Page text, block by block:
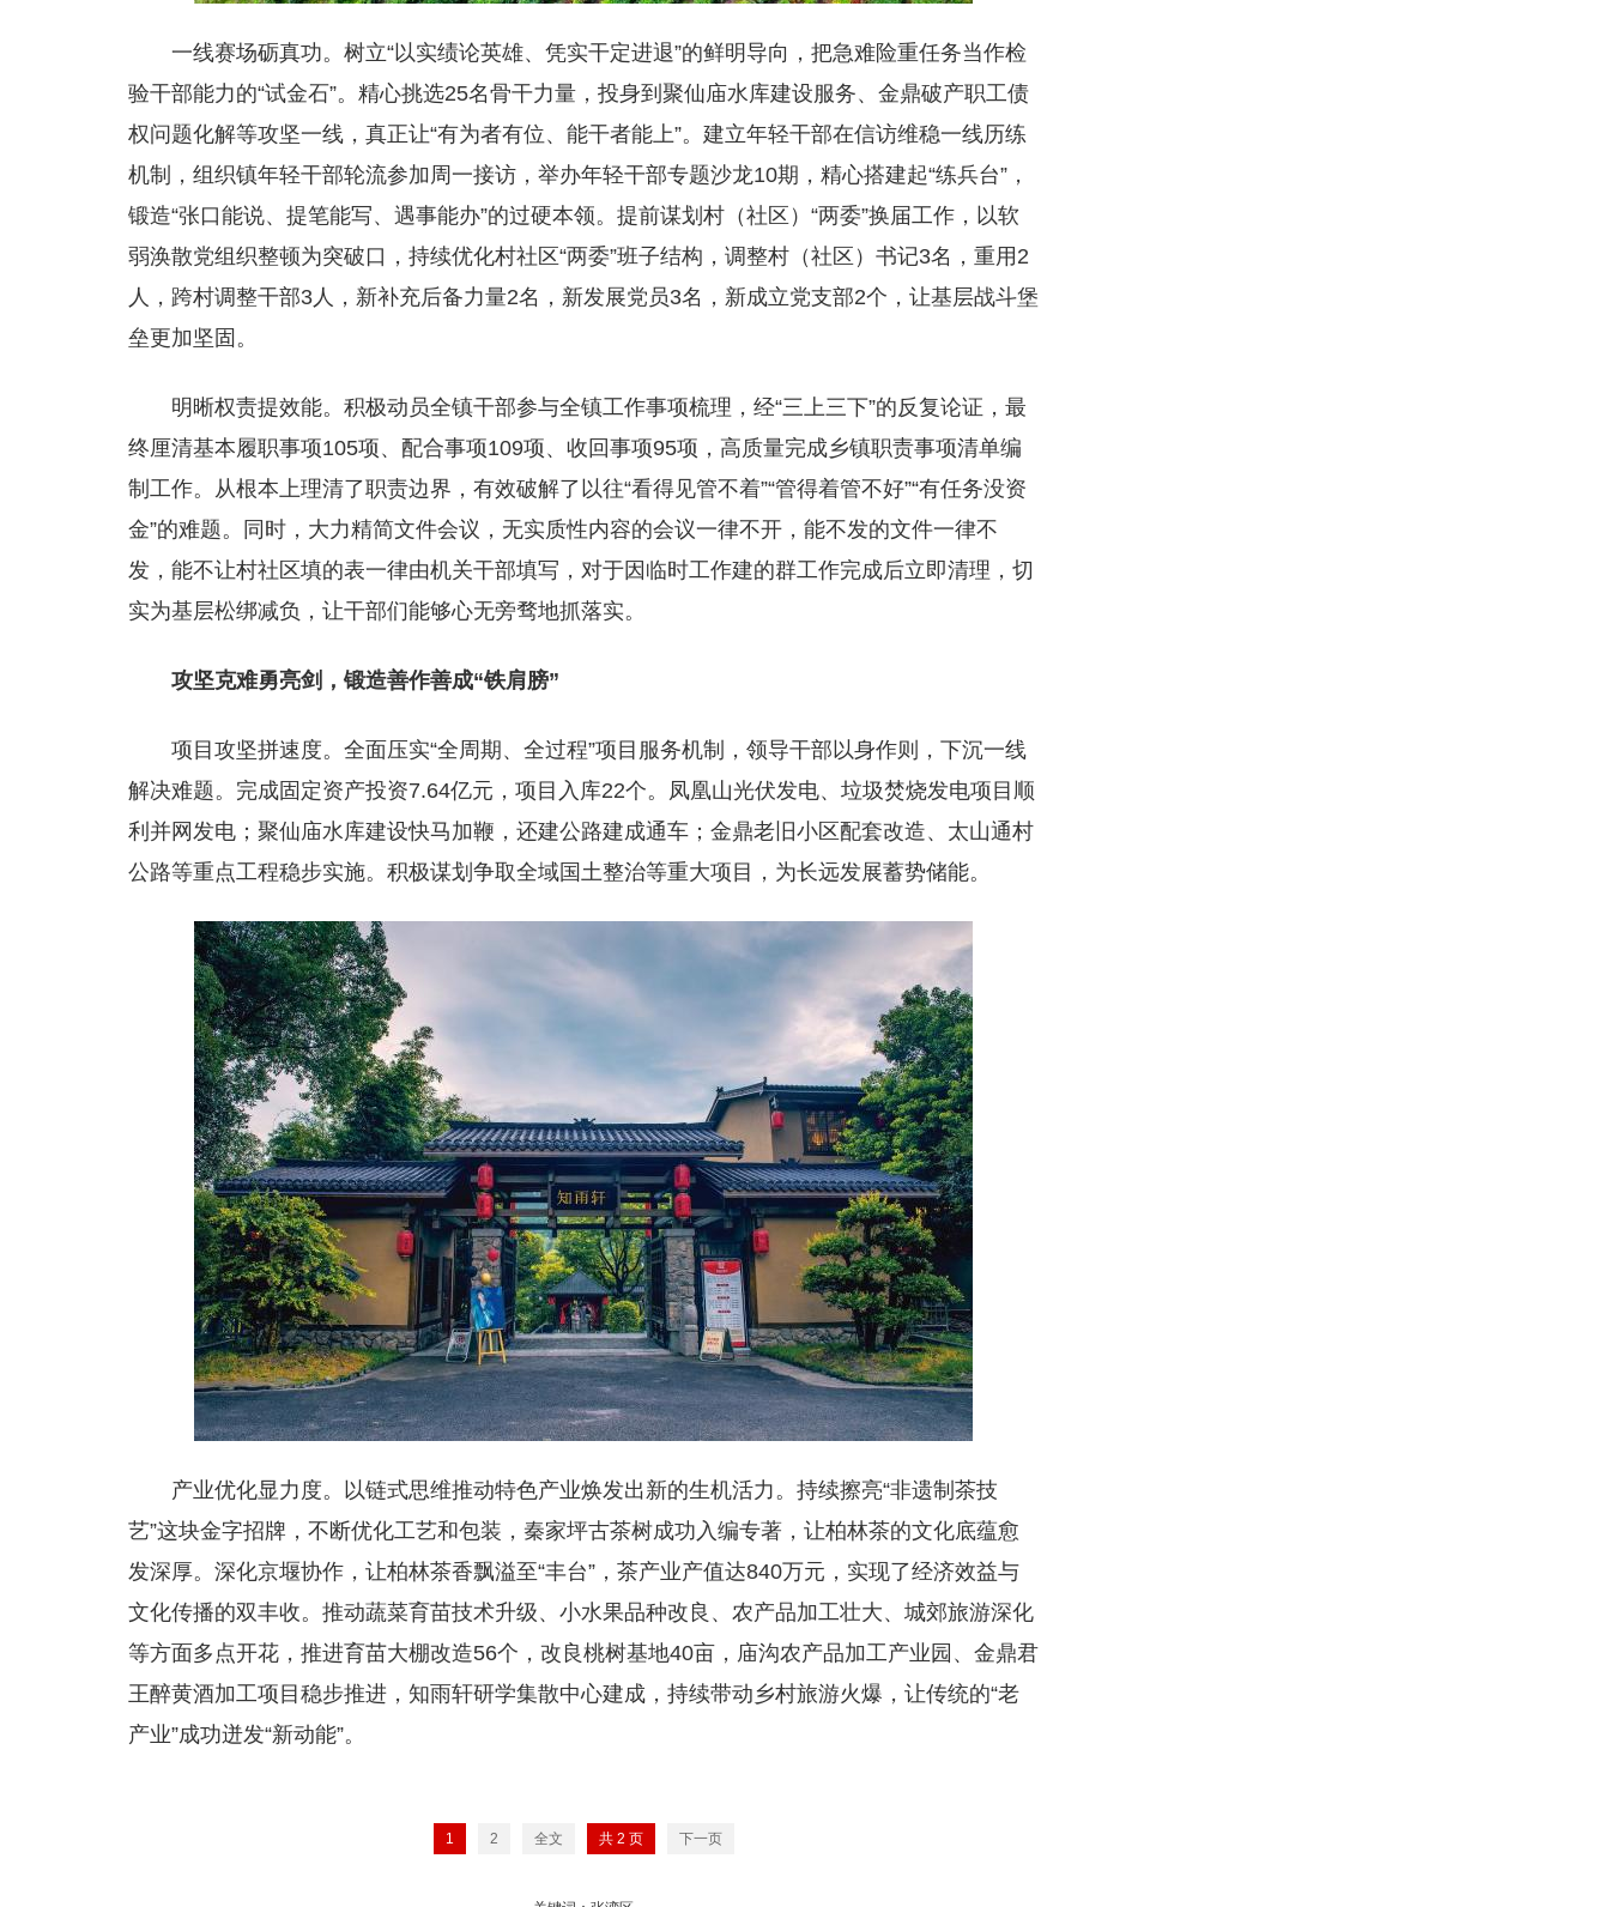
一线赛场砺真功。树立“以实绩论英雄、凭实干定进退”的鲜明导向，把急难险重任务当作检
验干部能力的“试金石”。精心挑选25名骨干力量，投身到聚仙庙水库建设服务、金鼎破产职工债
权问题化解等攻坚一线，真正让“有为者有位、能干者能上”。建立年轻干部在信访维稳一线历练
机制，组织镇年轻干部轮流参加周一接访，举办年轻干部专题沙龙10期，精心搭建起“练兵台”，
锻造“张口能说、提笔能写、遇事能办”的过硬本领。提前谋划村（社区）“两委”换届工作，以软
弱涣散党组织整顿为突破口，持续优化村社区“两委”班子结构，调整村（社区）书记3名，重用2
人，跨村调整干部3人，新补充后备力量2名，新发展党员3名，新成立党支部2个，让基层战斗堡
垒更加坚固。
明晰权责提效能。积极动员全镇干部参与全镇工作事项梳理，经“三上三下”的反复论证，最
终厘清基本履职事项105项、配合事项109项、收回事项95项，高质量完成乡镇职责事项清单编
制工作。从根本上理清了职责边界，有效破解了以往“看得见管不着”“管得着管不好”“有任务没资
金”的难题。同时，大力精简文件会议，无实质性内容的会议一律不开，能不发的文件一律不
发，能不让村社区填的表一律由机关干部填写，对于因临时工作建的群工作完成后立即清理，切
实为基层松绑减负，让干部们能够心无旁骛地抓落实。
攻坚克难勇亮剑，锻造善作善成“铁肩膀”
项目攻坚拼速度。全面压实“全周期、全过程”项目服务机制，领导干部以身作则，下沉一线
解决难题。完成固定资产投资7.64亿元，项目入库22个。凤凰山光伏发电、垃圾焚烧发电项目顺
利并网发电；聚仙庙水库建设快马加鞭，还建公路建成通车；金鼎老旧小区配套改造、太山通村
公路等重点工程稳步实施。积极谋划争取全域国土整治等重大项目，为长远发展蓄势储能。
产业优化显力度。以链式思维推动特色产业焕发出新的生机活力。持续擦亮“非遗制茶技
艺”这块金字招牌，不断优化工艺和包装，秦家坪古茶树成功入编专著，让柏林茶的文化底蕴愈
发深厚。深化京堰协作，让柏林茶香飘溢至“丰台”，茶产业产值达840万元，实现了经济效益与
文化传播的双丰收。推动蔬菜育苗技术升级、小水果品种改良、农产品加工壮大、城郊旅游深化
等方面多点开花，推进育苗大棚改造56个，改良桃树基地40亩，庙沟农产品加工产业园、金鼎君
王醉黄酒加工项目稳步推进，知雨轩研学集散中心建成，持续带动乡村旅游火爆，让传统的“老
产业”成功迸发“新动能”。
1 2 全文 共2 页 下一页